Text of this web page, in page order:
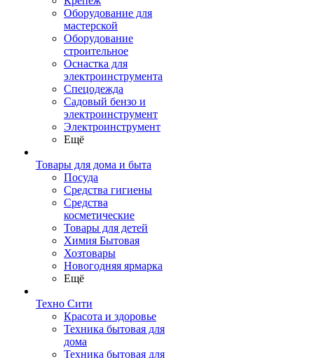
Оборудование для
мастерской
Оборудование
строительное
Оснастка для
электроинструмента
Спецодежда
Садовый бензо и
электроинструмент
Электроинструмент
Ещё
Товары для дома и быта
Посуда
Средства гигиены
Средства
косметические
Товары для детей
Химия Бытовая
Хозтовары
Новогодняя ярмарка
Ещё
Техно Сити
Красота и здоровье
Техника бытовая для
дома
Техника бытовая для